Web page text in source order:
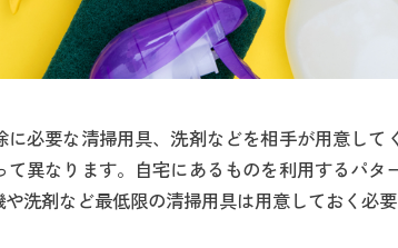
必要な清掃用具、洗剤などを相手が用意して
異なります。自宅にあるものを利用するパタ
洗剤など最低限の清掃用具は用意しておく必要